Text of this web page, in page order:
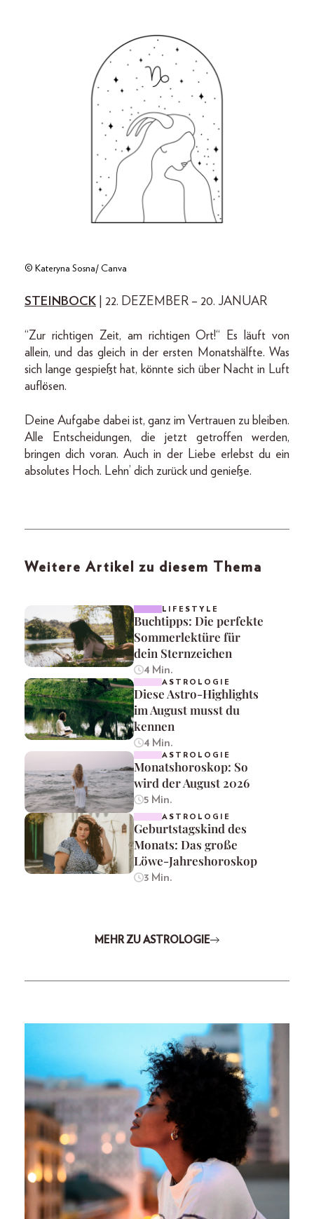
© Kateryna Sosna/ Canva
STEINBOCK | 22. DEZEMBER – 20. JANUAR
“Zur richtigen Zeit, am richtigen Ort!“ Es läuft von
allein, und das gleich in der ersten Monatshälfte. Was
sich lange gespießt hat, könnte sich über Nacht in Luft
auflösen.
Deine Aufgabe dabei ist, ganz im Vertrauen zu bleiben.
Alle Entscheidungen, die jetzt getroffen werden,
bringen dich voran. Auch in der Liebe erlebst du ein
absolutes Hoch. Lehn’ dich zurück und genieße.
Weitere Artikel zu diesem Thema
LIFESTYLE
Buchtipps: Die perfekte
Sommerlektüre für
dein Sternzeichen
4 Min.
ASTROLOGIE
Diese Astro-Highlights
im August musst du
kennen
4 Min.
ASTROLOGIE
Monatshoroskop: So
wird der August 2026
5 Min.
ASTROLOGIE
Geburtstagskind des
Monats: Das große
Löwe-Jahreshoroskop
3 Min.
MEHR ZU ASTROLOGIE